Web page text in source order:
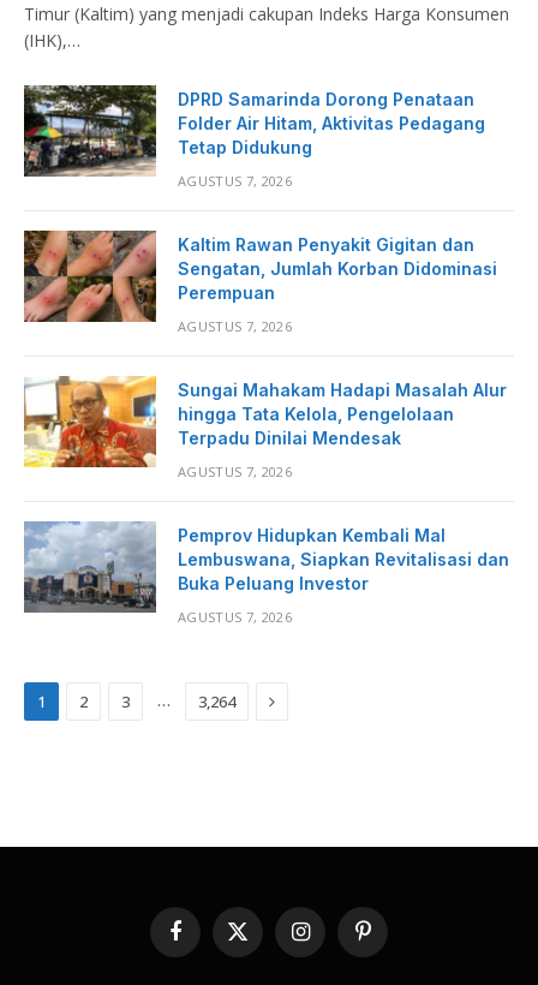
Timur (Kaltim) yang menjadi cakupan Indeks Harga Konsumen
(IHK),…
DPRD Samarinda Dorong Penataan
Folder Air Hitam, Aktivitas Pedagang
Tetap Didukung
AGUSTUS 7, 2026
Kaltim Rawan Penyakit Gigitan dan
Sengatan, Jumlah Korban Didominasi
Perempuan
AGUSTUS 7, 2026
Sungai Mahakam Hadapi Masalah Alur
hingga Tata Kelola, Pengelolaan
Terpadu Dinilai Mendesak
AGUSTUS 7, 2026
Pemprov Hidupkan Kembali Mal
Lembuswana, Siapkan Revitalisasi dan
Buka Peluang Investor
AGUSTUS 7, 2026
1 2 3 … 3,264 Next
Facebook
X
(Twitter)
InstagramPinterest